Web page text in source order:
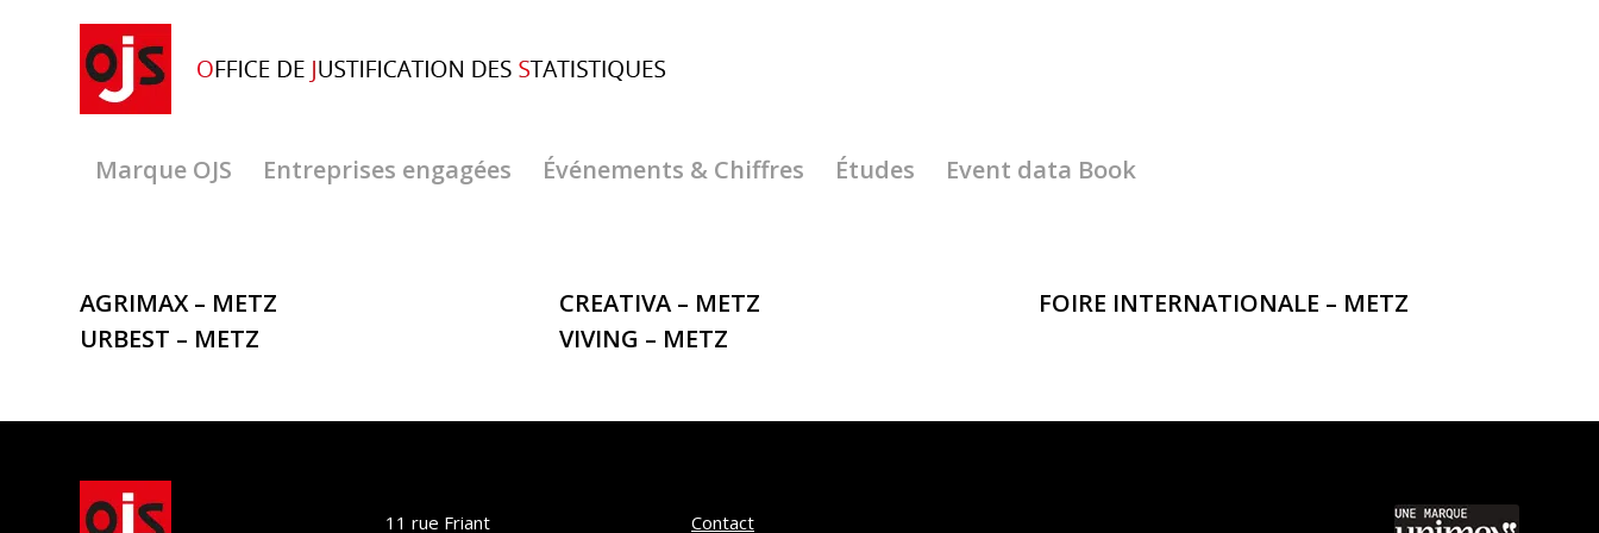
Marque OJS Entreprises engagées Événements & Chiffres Études Event data Book
AGRIMAX – METZ CREATIVA – METZ
FOIRE INTERNATIONALE – METZ
URBEST – METZ
VIVING – METZ
11 rue Friant
Contact